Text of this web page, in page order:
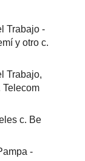
Trabajo -
y otro c.
Trabajo,
c. Be
-